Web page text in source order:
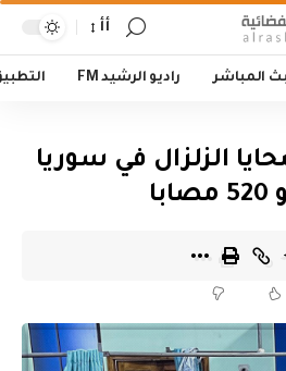
أأ
المباشر راديو الرشيد FM
الزلزال في سوريا